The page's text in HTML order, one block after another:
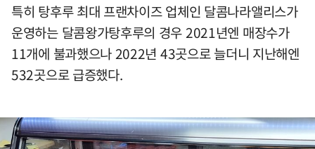
특히 탕후루 최대 프랜차이즈 업체인 달콤나라앨리스가
운영하는 달콤왕가탕후루의 경우 2021년엔 매장수가
11개에 불과했으나 2022년 43곳으로 늘더니 지난해엔
532곳으로 급증했다.